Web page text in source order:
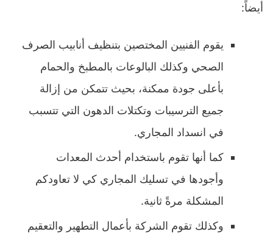
أيضاً:
يقوم الفنيين المختصين بتنظيف أنابيب الصرف
الصحي وكذلك البالوعات بالمطبخ والحمام
بأعلى جودة ممكنة، بحيث تتمكن من إزالة
جميع الترسيبات وتكتلات الدهون التي تتسبب
في انسداد المجاري.
كما أنها تقوم باستخدام أحدث المعدات
وأجودها في تسليك المجاري كي لا تعاودكم
المشكلة مرةً ثانية.
وكذلك تقوم الشركة بأعمال التطهير والتعقيم